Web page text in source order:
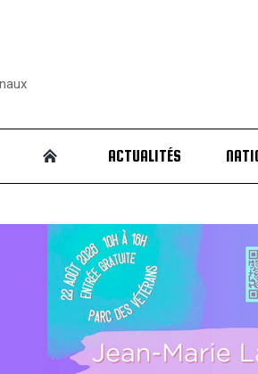
ACTUALITÉS